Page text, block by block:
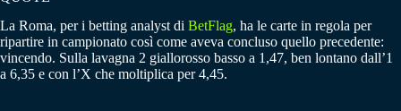
La Roma, per i betting analyst di BetFlag, ha le carte in regola per
ripartire in campionato così come aveva concluso quello precedente:
vincendo. Sulla lavagna 2 giallorosso basso a 1,47, ben lontano dall’1
a 6,35 e con l’X che moltiplica per 4,45.